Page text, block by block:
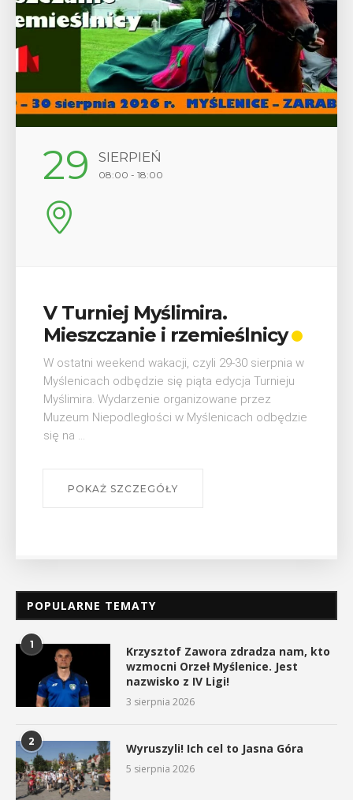
29 SIERPIEŃ
08:00 - 18:00
V Turniej Myślimira.
Mieszczanie i rzemieślnicy
W ostatni weekend wakacji, czyli 29-30 sierpnia w
Myślenicach odbędzie się piąta edycja Turnieju
Myślimira. Wydarzenie organizowane przez
Muzeum Niepodległości w Myślenicach odbędzie
się na ...
POKAŻ SZCZEGÓŁY
POPULARNE TEMATY
1
Krzysztof Zawora zdradza nam, kto
wzmocni Orzeł Myślenice. Jest
nazwisko z IV Ligi!
3 sierpnia 2026
2 Wyruszyli! Ich cel to Jasna Góra
5 sierpnia 2026